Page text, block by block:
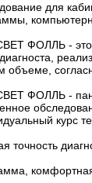
для
ФОЛЛЬ - это
объеме,
ФОЛЛЬ -
курс
точность